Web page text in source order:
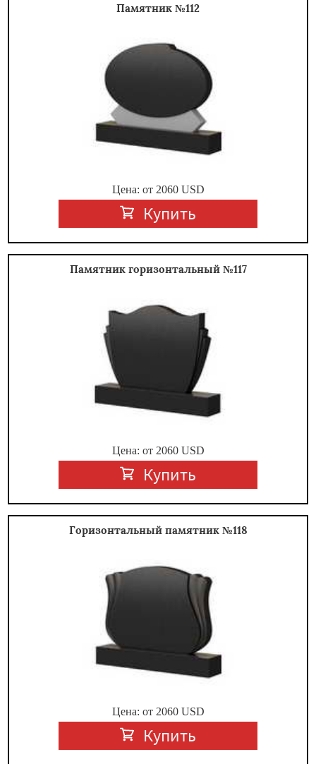
Памятник №112
Цена: от 2060USD
Купить
Памятник горизонтальный №117
Цена: от 2060USD
Купить
Горизонтальный памятник №118
Цена: от 2060USD
Купить